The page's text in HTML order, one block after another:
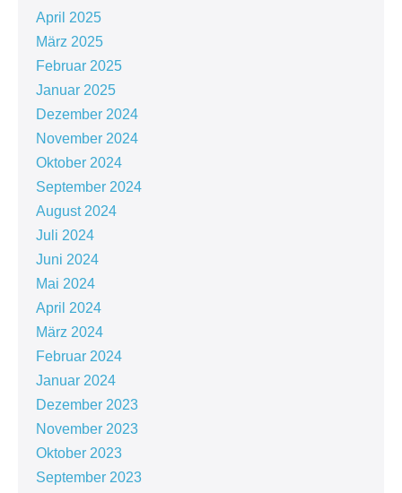
April 2025
März 2025
Februar 2025
Januar 2025
Dezember 2024
November 2024
Oktober 2024
September 2024
August 2024
Juli 2024
Juni 2024
Mai 2024
April 2024
März 2024
Februar 2024
Januar 2024
Dezember 2023
November 2023
Oktober 2023
September 2023